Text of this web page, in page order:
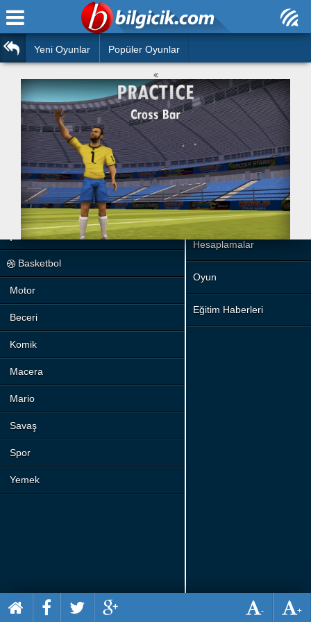
Araba
Barbie
Boyama
Futbol
Çocuk
Angry Birds
Silah
Basketbol
Motor
Beceri
Komik
Macera
Mario
Savaş
Spor
Yemek
Ana Sayfa
Bilmeceler
Bulmacalar
Deyimler
Duvar Yazıları
Hızlı Okuma Testi
Hesaplamalar
Oyun
Eğitim Haberleri
Yeni Oyunlar Popüler Oyunlar
+
-